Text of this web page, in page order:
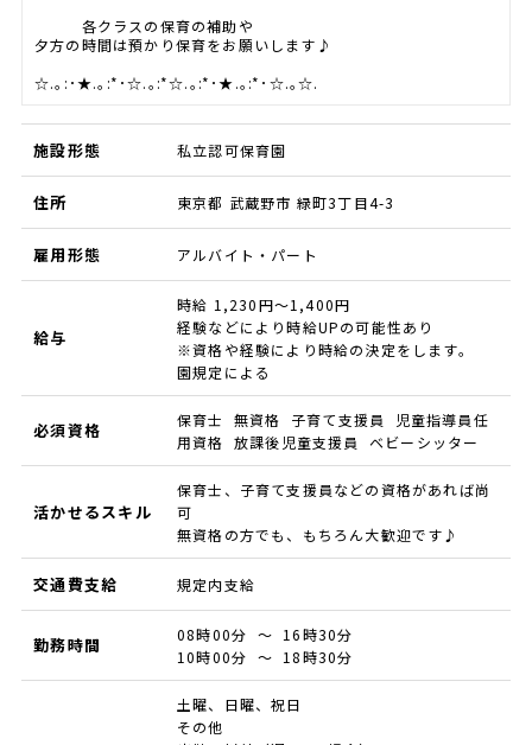
各クラスの保育の補助や
夕方の時間は預かり保育をお願いします♪
☆.｡:･★.｡:*･☆.｡:*☆.｡:*･★.｡:*･☆.｡☆.
施設形態 私立認可保育園
住所 東京都 武蔵野市 緑町3丁目4-3
雇用形態 アルバイト・パート
給与
時給 1,230円～1,400円
経験などにより時給UPの可能性あり
※資格や経験により時給の決定をします。
園規定による
必須資格
保育士 無資格 子育て支援員 児童指導員任
用資格 放課後児童支援員 ベビーシッター
活かせるスキル
保育士、子育て支援員などの資格があれば尚
可
無資格の方でも、もちろん大歓迎です♪
交通費支給 規定内支給
勤務時間
08時00分 ～ 16時30分
10時00分 ～ 18時30分
土曜、日曜、祝日
その他